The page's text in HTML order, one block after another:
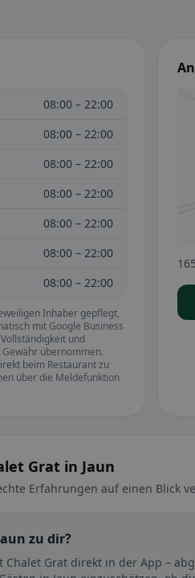
08:00 – 22:00
08:00 – 22:00
08:00 – 22:00
08:00 – 22:00
08:00 – 22:00
08:00 – 22:00
08:00 – 22:00
Inhaber gepflegt,
mit Google Business
und
übernommen.
beim Restaurant zu
über die Meldefunktion
Grat in Jaun
Erfahrungen auf einen Blick
zu dir?
Chalet Grat direkt in der App –